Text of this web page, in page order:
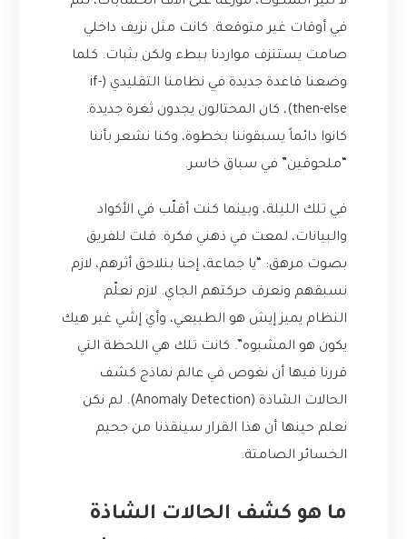
في أوقات غير متوقعة. كانت مثل نزيف داخلي
صامت يستنزف مواردنا ببطء ولكن بثبات. كلما
وضعنا قاعدة جديدة في نظامنا التقليدي (if-
then-else)، كان المحتالون يجدون ثغرة جديدة.
كانوا دائماً يسبقوننا بخطوة، وكنا نشعر بأننا
“ملحوقين” في سباق خاسر.
في تلك الليلة، وبينما كنت أقلّب في الأكواد
والبيانات، لمعت في ذهني فكرة. قلت للفريق
بصوت مرهق: “يا جماعة، إحنا بنلاحق أثرهم، لازم
نسبقهم ونعرف حركتهم الجاي. لازم نعلّم
النظام يميز إيش هو الطبيعي، وأي إشي غير هيك
يكون هو المشبوه”. كانت تلك هي اللحظة التي
قررنا فيها أن نغوص في عالم نماذج كشف
الحالات الشاذة (Anomaly Detection). لم نكن
نعلم حينها أن هذا القرار سينقذنا من جحيم
الخسائر الصامتة.
ما هو كشف الحالات الشاذة